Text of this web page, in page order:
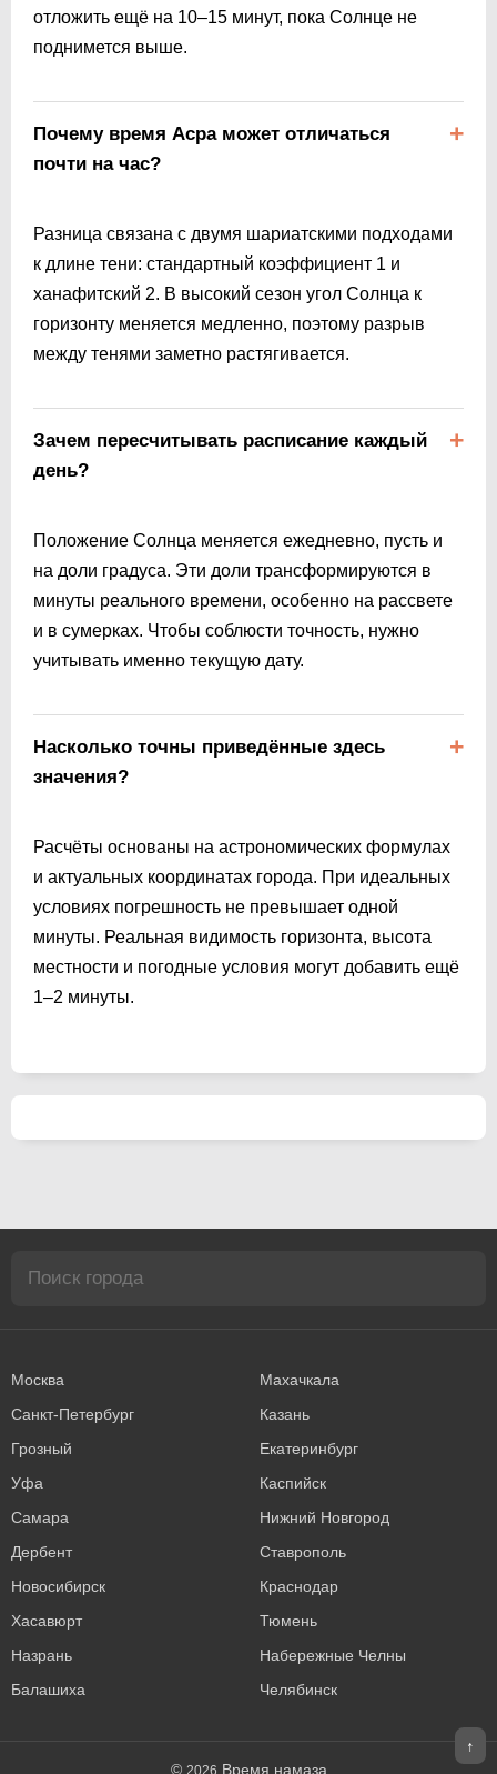
отложить ещё на 10–15 минут, пока Солнце не
поднимется выше.
Почему время Асра может отличаться
почти на час?
Разница связана с двумя шариатскими подходами
к длине тени: стандартный коэффициент 1 и
ханафитский 2. В высокий сезон угол Солнца к
горизонту меняется медленно, поэтому разрыв
между тенями заметно растягивается.
Зачем пересчитывать расписание каждый
день?
Положение Солнца меняется ежедневно, пусть и
на доли градуса. Эти доли трансформируются в
минуты реального времени, особенно на рассвете
и в сумерках. Чтобы соблюсти точность, нужно
учитывать именно текущую дату.
Насколько точны приведённые здесь
значения?
Расчёты основаны на астрономических формулах
и актуальных координатах города. При идеальных
условиях погрешность не превышает одной
минуты. Реальная видимость горизонта, высота
местности и погодные условия могут добавить ещё
1–2 минуты.
Москва
Махачкала
Санкт-Петербург
Казань
Грозный
Екатеринбург
Уфа
Каспийск
Самара
Нижний Новгород
Дербент
Ставрополь
Новосибирск
Краснодар
Хасавюрт
Тюмень
Назрань
Набережные Челны
Балашиха
Челябинск
© 2026 Время намаза
↑